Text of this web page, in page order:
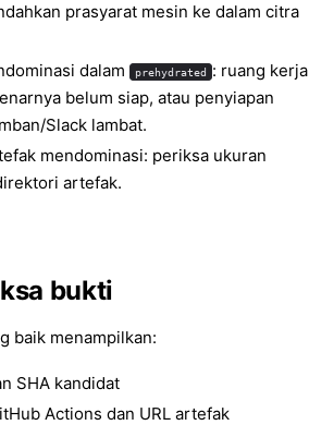
prasyarat mesin ke dalam citra
dalam prehydrated : ruang kerja
belum siap, atau penyiapan
Slack lambat.
mendominasi: periksa ukuran
artefak.
bukti
baik menampilkan:
SHA kandidat
Actions dan URL artefak